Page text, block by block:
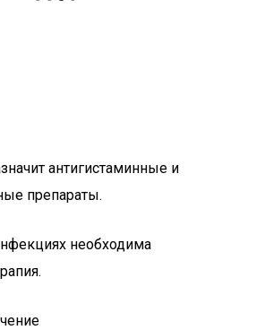
антигистаминные и
препараты.
необходима